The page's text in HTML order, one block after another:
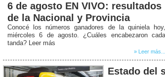
6 de agosto EN VIVO: resultados
de la Nacional y Provincia
Conocé los números ganadores de la quiniela hoy,
miércoles 6 de agosto. ¿Cuáles encabezaron cada
tanda? Leer más
» Leer más...
Estado del